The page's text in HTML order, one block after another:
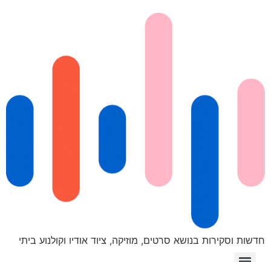
חדשות וסקירות בנושא סרטים, מוזיקה, ציוד אודיו וקולנוע ביתי